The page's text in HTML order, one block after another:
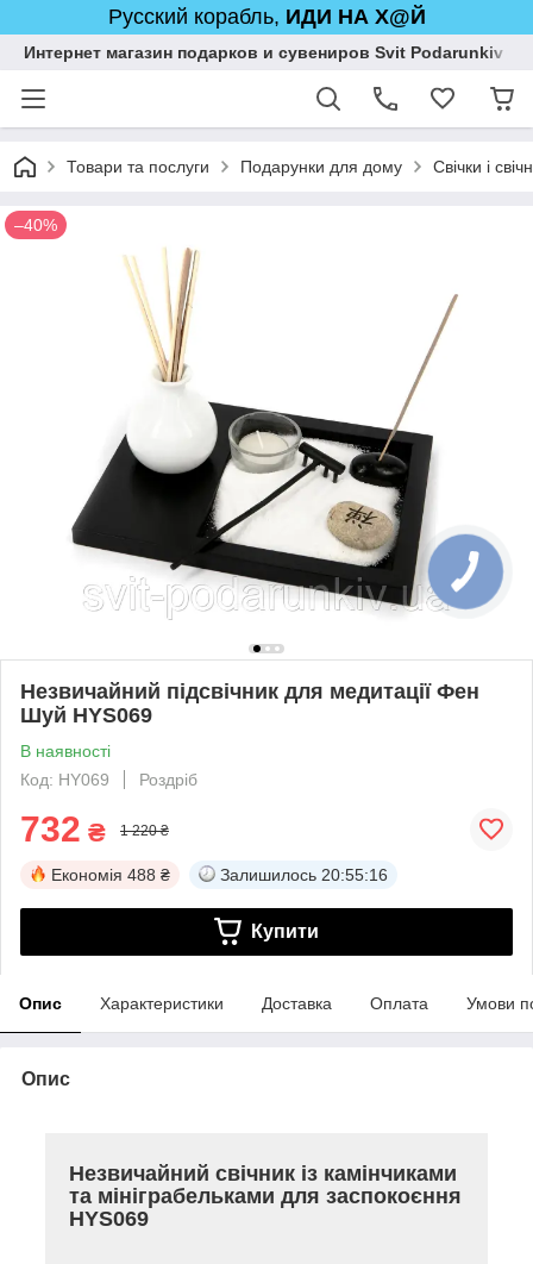
Русский корабль, ИДИ НА Х@Й
Интернет магазин подарков и сувениров Svit Podarunkiv
Товари та послуги Подарунки для дому Свічки і
–40%
Незвичайний підсвічник для медитації Фен
Шуй HYS069
В наявності
Код: HY069
Роздріб
732 ₴ 1 220 ₴
Економія 488 ₴ Залишилось 20:55:16
Купити
Опис Характеристики Доставка Оплата Умови
Опис
Незвичайний свічник із камінчиками
та мініграбельками для заспокоєння
HYS069